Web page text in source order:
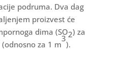
podruma. Dva dag
proizvest će
dima (SO2) za
za 1 m
3
).